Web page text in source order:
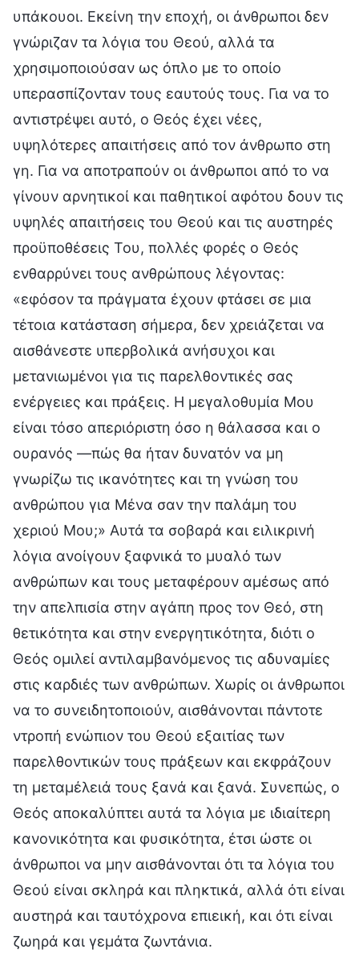
υπάκουοι. Εκείνη την εποχή, οι άνθρωποι δεν
γνώριζαν τα λόγια του Θεού, αλλά τα
χρησιμοποιούσαν ως όπλο με το οποίο
υπερασπίζονταν τους εαυτούς τους. Για να το
αντιστρέψει αυτό, ο Θεός έχει νέες,
υψηλότερες απαιτήσεις από τον άνθρωπο στη
γη. Για να αποτραπούν οι άνθρωποι από το να
γίνουν αρνητικοί και παθητικοί αφότου δουν τις
υψηλές απαιτήσεις του Θεού και τις αυστηρές
προϋποθέσεις Του, πολλές φορές ο Θεός
ενθαρρύνει τους ανθρώπους λέγοντας:
«εφόσον τα πράγματα έχουν φτάσει σε μια
τέτοια κατάσταση σήμερα, δεν χρειάζεται να
αισθάνεστε υπερβολικά ανήσυχοι και
μετανιωμένοι για τις παρελθοντικές σας
ενέργειες και πράξεις. Η μεγαλοθυμία Μου
είναι τόσο απεριόριστη όσο η θάλασσα και ο
ουρανός —πώς θα ήταν δυνατόν να μη
γνωρίζω τις ικανότητες και τη γνώση του
ανθρώπου για Μένα σαν την παλάμη του
χεριού Μου;» Αυτά τα σοβαρά και ειλικρινή
λόγια ανοίγουν ξαφνικά το μυαλό των
ανθρώπων και τους μεταφέρουν αμέσως από
την απελπισία στην αγάπη προς τον Θεό, στη
θετικότητα και στην ενεργητικότητα, διότι ο
Θεός ομιλεί αντιλαμβανόμενος τις αδυναμίες
στις καρδιές των ανθρώπων. Χωρίς οι άνθρωποι
να το συνειδητοποιούν, αισθάνονται πάντοτε
ντροπή ενώπιον του Θεού εξαιτίας των
παρελθοντικών τους πράξεων και εκφράζουν
τη μεταμέλειά τους ξανά και ξανά. Συνεπώς, ο
Θεός αποκαλύπτει αυτά τα λόγια με ιδιαίτερη
κανονικότητα και φυσικότητα, έτσι ώστε οι
άνθρωποι να μην αισθάνονται ότι τα λόγια του
Θεού είναι σκληρά και πληκτικά, αλλά ότι είναι
αυστηρά και ταυτόχρονα επιεική, και ότι είναι
ζωηρά και γεμάτα ζωντάνια.